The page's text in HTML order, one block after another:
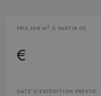
PRIX PAR M2 À PARTIR DE :
€
DATE D'EXPÉDITION